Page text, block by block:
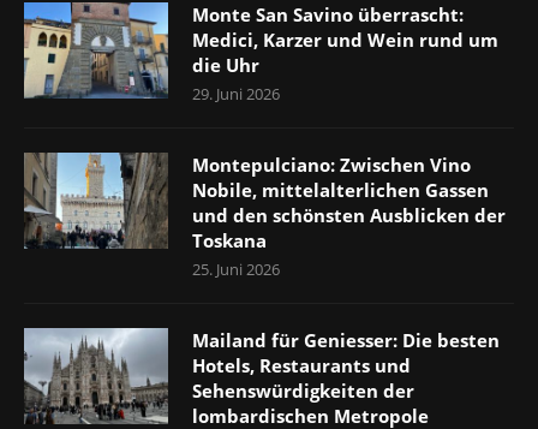
Monte San Savino überrascht:
Medici, Karzer und Wein rund um
die Uhr
29. Juni 2026
Montepulciano: Zwischen Vino
Nobile, mittelalterlichen Gassen
und den schönsten Ausblicken der
Toskana
25. Juni 2026
Mailand für Geniesser: Die besten
Hotels, Restaurants und
Sehenswürdigkeiten der
lombardischen Metropole